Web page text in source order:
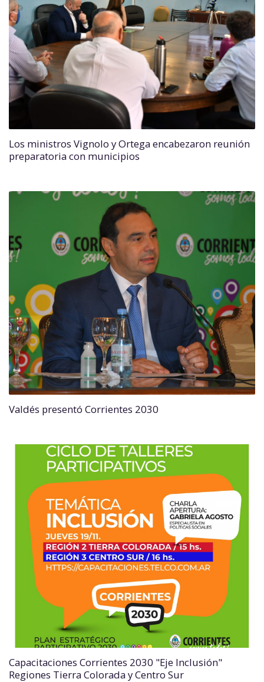
Los ministros Vignolo y Ortega encabezaron reunión
preparatoria con municipios
Valdés presentó Corrientes 2030
Capacitaciones Corrientes 2030 "Eje Inclusión"
Regiones Tierra Colorada y Centro Sur